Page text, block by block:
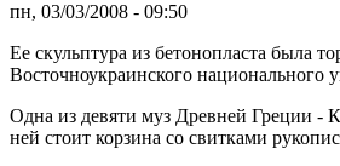
пн, 03/03/2008 - 09:50
Ее скульптура из бетонопласта была
Восточноукраинского национального
Одна из девяти муз Древней Греции -
ней стоит корзина со свитками